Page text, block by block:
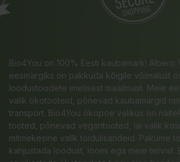
Bio4You on 100% Eesti kaubamärk! Albero
eesmärgiks on pakkuda kõigile võimalust
loodustoodete imelisest maailmast. Meie
valik ökotooteid, põnevad kaubamärgid
transport. Bio4You ökopoe valikus on
tooted, põnevad vegantooted, lai valik
mitmekesine valik toidulisandeid. Pakume
kahjustada loodust, loomi ega meie tervist.